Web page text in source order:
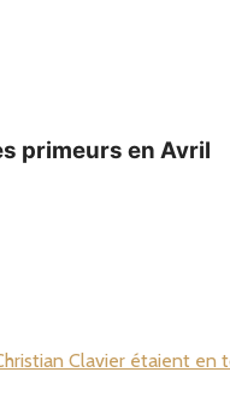
primeurs en Avril